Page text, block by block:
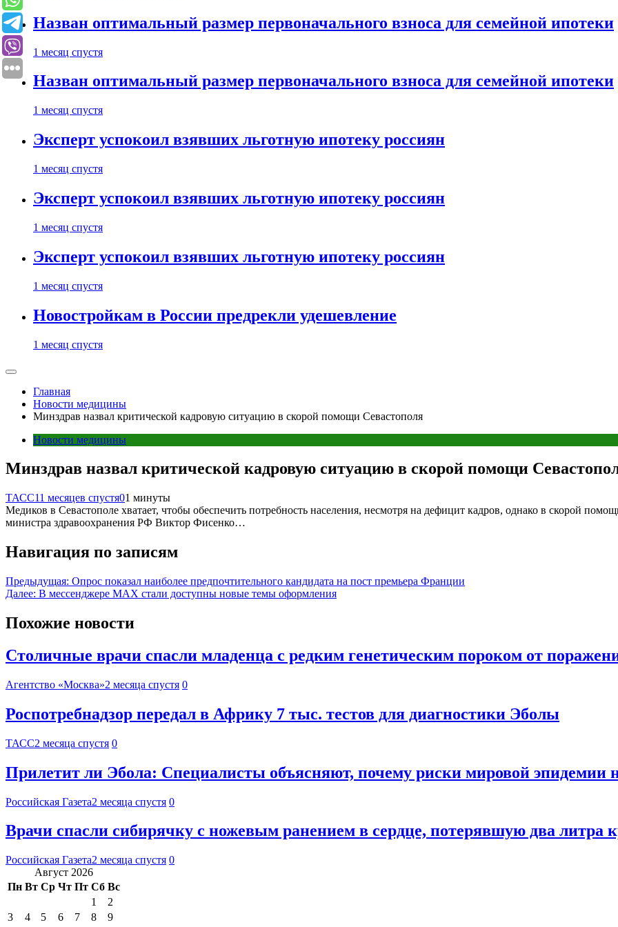
Назван оптимальный размер первоначального взноса для семейной ипотеки
1 месяц спустя
Назван оптимальный размер первоначального взноса для семейной ипотеки
1 месяц спустя
Эксперт успокоил взявших льготную ипотеку россиян
1 месяц спустя
Эксперт успокоил взявших льготную ипотеку россиян
1 месяц спустя
Эксперт успокоил взявших льготную ипотеку россиян
1 месяц спустя
Новостройкам в России предрекли удешевление
1 месяц спустя
Главная
Новости медицины
Минздрав назвал критической кадровую ситуацию в скорой помощи Севастополя
Новости медицины
Минздрав назвал критической кадровую ситуацию в скорой помощи
ТАСС11 месяцев спустя01 минуты
Медиков в Севастополе хватает, чтобы обеспечить потребность населения, несмотря на дефицит кадров, однако в скорой
министра здравоохранения РФ Виктор Фисенко…
Навигация по записям
Предыдущая: Опрос показал наиболее предпочтительного кандидата на пост премьера Франции
Далее: В мессенджере MAX стали доступны новые темы оформления
Похожие новости
Столичные врачи спасли младенца с редким генетическим пороком от
Агентство «Москва»2 месяца спустя 0
Роспотребнадзор передал в Африку 7 тыс. тестов для диагностики Эболы
ТАСС2 месяца спустя 0
Прилетит ли Эбола: Специалисты объясняют, почему риски мировой эпидемии
Российская Газета2 месяца спустя 0
Врачи спасли сибирячку с ножевым ранением в сердце, потерявшую два литра
Российская Газета2 месяца спустя 0
Август 2026
Пн Вт Ср Чт Пт Сб Вс
1
2
3
4 5 6 7 8
9